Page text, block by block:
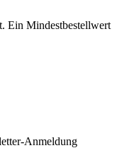
Ein Mindestbestellwert
Anmeldung